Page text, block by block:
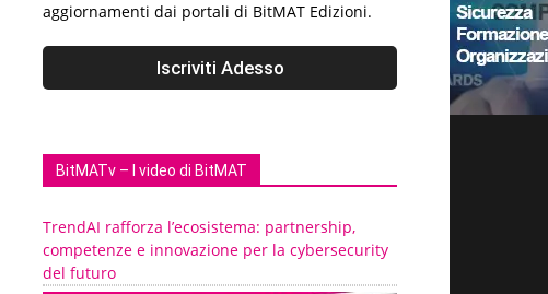
aggiornamenti dai portali di BitMAT Edizioni.
BitMATv – I video di BitMAT
TrendAI rafforza l’ecosistema: partnership,
competenze e innovazione per la cybersecurity
del futuro